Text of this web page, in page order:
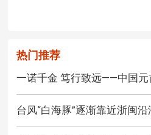
热门推荐
一诺千金 笃行致远——中国元
台风“白海豚”逐渐靠近浙闽